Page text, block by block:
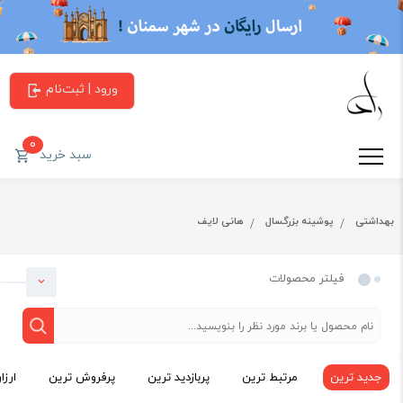
ورود | ثبت‌نام
سبد خرید0
بهداشتی پوشینه بزرگسال هانی لایف
فیلتر محصولات
دسته بندی
جدید ترین مرتبط ترین پربازدید ترین پرفروش ترین